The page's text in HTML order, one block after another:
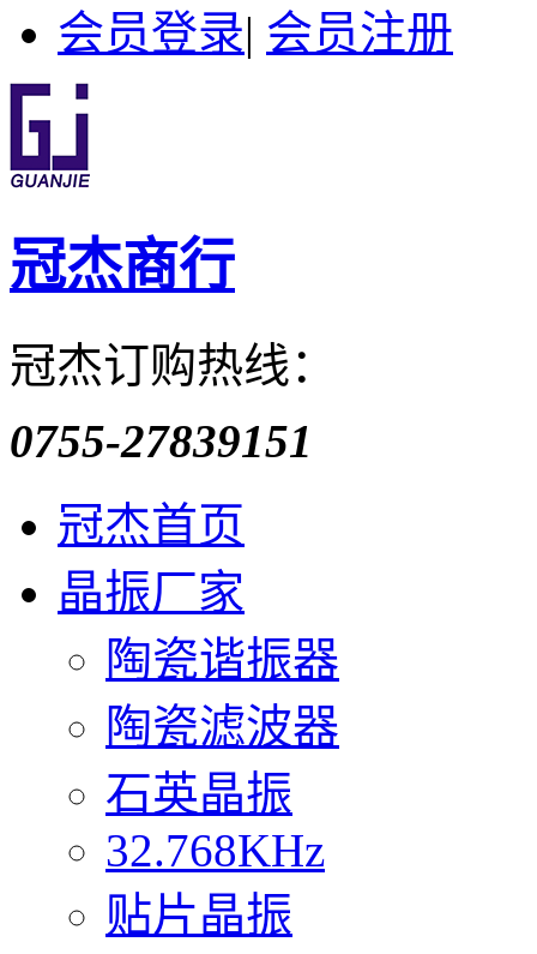
会员登录| 会员注册
冠杰商行
冠杰订购热线：
0755-27839151
冠杰首页
晶振厂家
陶瓷谐振器
陶瓷滤波器
石英晶振
32.768KHz
贴片晶振